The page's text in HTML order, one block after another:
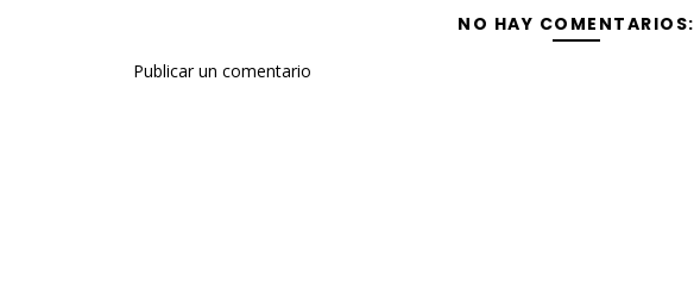
NO HAY COMENTARIOS:
Publicar un comentario